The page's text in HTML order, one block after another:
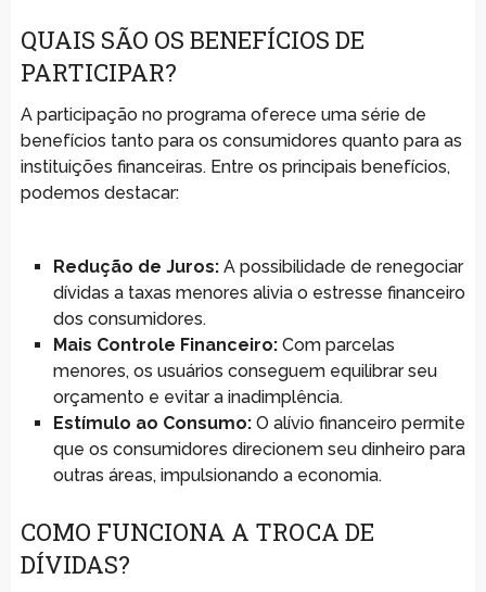
QUAIS SÃO OS BENEFÍCIOS DE
PARTICIPAR?
A participação no programa oferece uma série de
benefícios tanto para os consumidores quanto para as
instituições financeiras. Entre os principais benefícios,
podemos destacar:
Redução de Juros:A possibilidade de renegociar
dívidas a taxas menores alivia o estresse financeiro
dos consumidores.
Mais Controle Financeiro:Com parcelas
menores, os usuários conseguem equilibrar seu
orçamento e evitar a inadimplência.
Estímulo ao Consumo:O alívio financeiro permite
que os consumidores direcionem seu dinheiro para
outras áreas, impulsionando a economia.
COMO FUNCIONA A TROCA DE
DÍVIDAS?